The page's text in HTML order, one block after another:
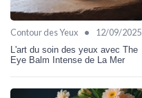
Contour des Yeux • 12/09/2025
L'art du soin des yeux avec The
Eye Balm Intense de La Mer